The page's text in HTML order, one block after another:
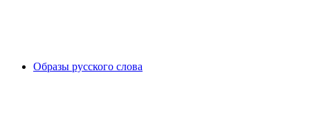
Образы русского слова